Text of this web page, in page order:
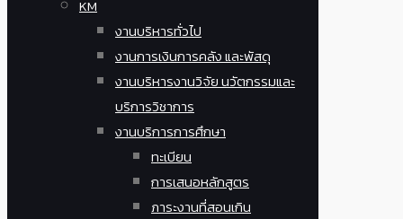
KM
งานบริหารทั่วไป
งานการเงินการคลัง และพัสดุ
งานบริหารงานวิจัย นวัตกรรมและ
บริการวิชาการ
งานบริการการศึกษา
ทะเบียน
การเสนอหลักสูตร
ภาระงานที่สอนเกิน